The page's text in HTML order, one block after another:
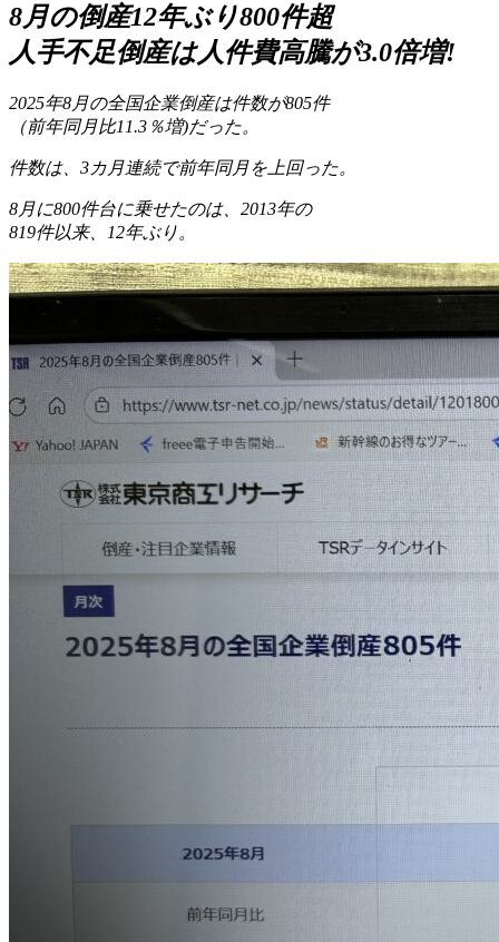
8月の倒産12年ぶり800件超
人手不足倒産は人件費高騰が3.0倍増!
2025年8月の全国企業倒産は件数が805件
（前年同月比11.3％増)だった。
件数は、3カ月連続で前年同月を上回った。
8月に800件台に乗せたのは、2013年の
819件以来、12年ぶり。